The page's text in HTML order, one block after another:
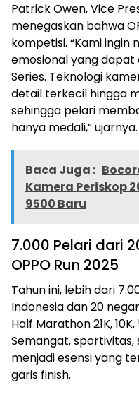
Patrick Owen, Vice
menegaskan bahwa
kompetisi. “Kami
emosional yang dapat
Series. Teknologi
detail terkecil hingga
sehingga pelari
hanya medali,” ujarnya.
Baca Juga :
Kamera Periskop
9500 Baru
7.000 Pelari dari
OPPO Run 2025
Tahun ini, lebih dari
Indonesia dan 20
Half Marathon 21K,
Semangat,
menjadi esensi yang
garis finish.